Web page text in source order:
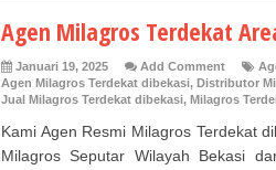
Agen Milagros Terdekat
Januari 19, 2025 Add Comment
Agen Milagros Terdekat dibekasi, Distributor
Jual Milagros Terdekat dibekasi, Milagros
Kami Agen Resmi Milagros Terdekat
Milagros Seputar Wilayah Bekasi